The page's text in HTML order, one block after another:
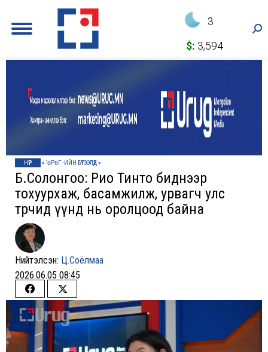
3
$: 3,594
НҮҮР » `ӨРӨГ`-ИЙН БҮТЭЭЛҮҮД »
Б.Солонгоо: Рио Тинто биднээр
тохуурхаж, басамжилж, урвагч улс
төрчид үүнд нь оролцоод байна
Нийтэлсэн: Ц.Соёлмаа
2026.06.05 08:45
Share
on
Facebook
Share
on
Twitter